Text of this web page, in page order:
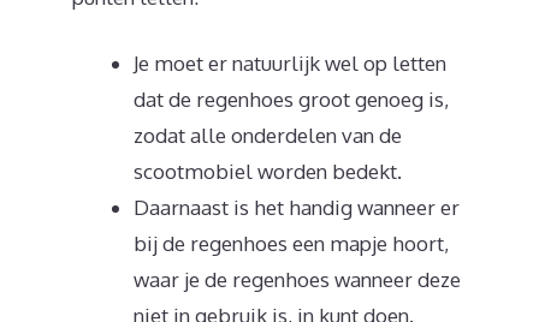
Je moet er natuurlijk wel op letten
dat de regenhoes groot genoeg is,
zodat alle onderdelen van de
scootmobiel worden bedekt.
Daarnaast is het handig wanneer er
bij de regenhoes een mapje hoort,
waar je de regenhoes wanneer deze
niet in gebruik is, in kunt doen.